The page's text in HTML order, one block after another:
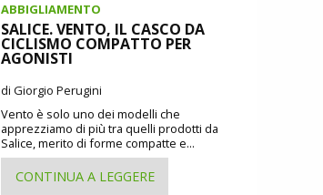
ABBIGLIAMENTO
SALICE. VENTO, IL CASCO DA
CICLISMO COMPATTO PER
AGONISTI
di Giorgio Perugini
Vento è solo uno dei modelli che
apprezziamo di più tra quelli prodotti da
Salice, merito di forme compatte e...
CONTINUA A LEGGERE